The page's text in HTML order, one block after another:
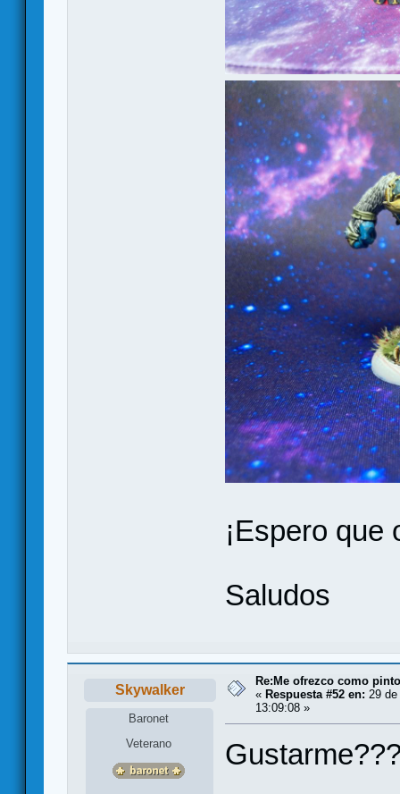
¡Espero que
Saludos
Skywalker
Baronet
Veterano
Re:Me ofrezco como
« Respuesta #52 en: 29
13:09:08 »